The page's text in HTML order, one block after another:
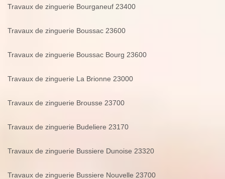
Travaux de zinguerie Bourganeuf 23400
Travaux de zinguerie Boussac 23600
Travaux de zinguerie Boussac Bourg 23600
Travaux de zinguerie La Brionne 23000
Travaux de zinguerie Brousse 23700
Travaux de zinguerie Budeliere 23170
Travaux de zinguerie Bussiere Dunoise 23320
Travaux de zinguerie Bussiere Nouvelle 23700